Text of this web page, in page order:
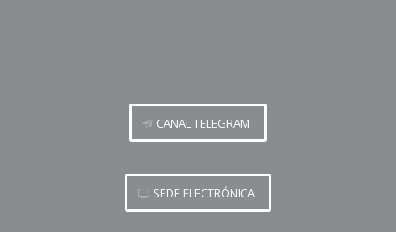
CANAL TELEGRAM
SEDE ELECTRÓNICA